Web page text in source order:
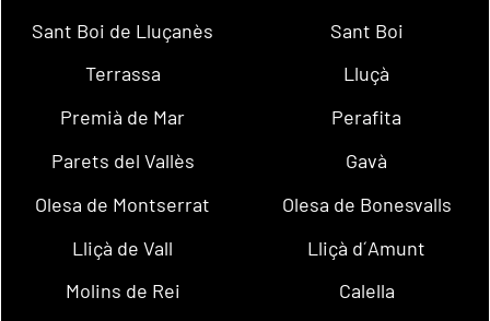
Sant Boi de Lluçanès
Sant Boi
Terrassa
Lluçà
Premià de Mar
Perafita
Parets del Vallès
Gavà
Olesa de Montserrat
Olesa de Bonesvalls
Lliçà de Vall
Lliçà d´Amunt
Molins de Rei
Calella